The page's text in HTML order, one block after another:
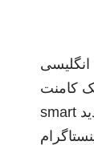
کامنت
smart